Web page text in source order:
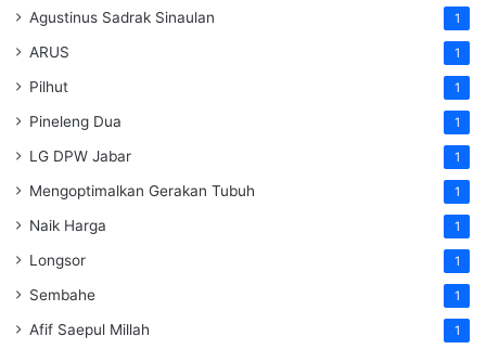
Agustinus Sadrak Sinaulan 1
ARUS 1
Pilhut 1
Pineleng Dua 1
LG DPW Jabar 1
Mengoptimalkan Gerakan Tubuh 1
Naik Harga 1
Longsor 1
Sembahe 1
Afif Saepul Millah 1